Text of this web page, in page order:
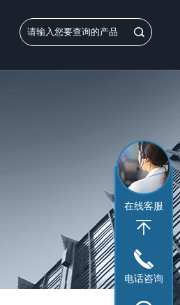
在线客服
电话咨询